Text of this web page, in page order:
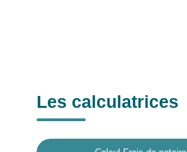
Les calculatrices